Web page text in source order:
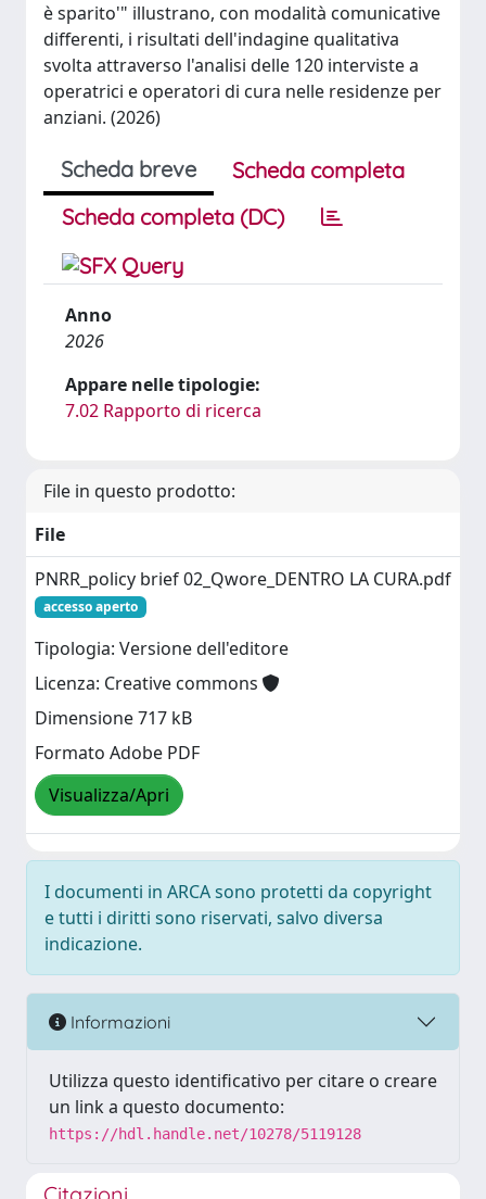
è sparito'" illustrano, con modalità comunicative
differenti, i risultati dell'indagine qualitativa
svolta attraverso l'analisi delle 120 interviste a
operatrici e operatori di cura nelle residenze per
anziani. (2026)
Scheda breve
Scheda completa
Scheda completa (DC)
Anno
2026
Appare nelle tipologie:
7.02 Rapporto di ricerca
File in questo prodotto:
File
PNRR_policy brief 02_Qwore_DENTRO LA CURA.pdf
accesso aperto
Tipologia: Versione dell'editore
Licenza: Creative commons
Dimensione 717 kB
Formato Adobe PDF
Visualizza/Apri
I documenti in ARCA sono protetti da copyright
e tutti i diritti sono riservati, salvo diversa
indicazione.
Informazioni
Utilizza questo identificativo per citare o creare
un link a questo documento:
https://hdl.handle.net/10278/5119128